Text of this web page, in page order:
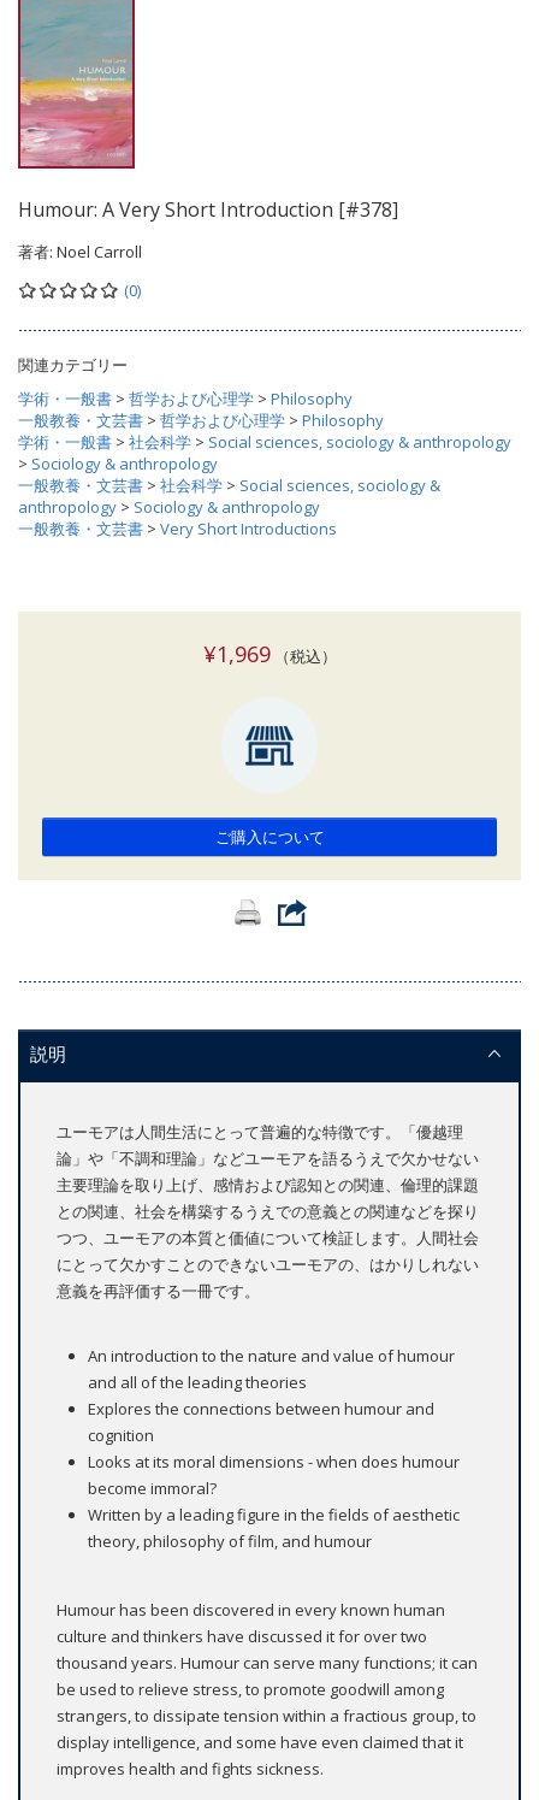
Humour: A Very Short Introduction [#378]
著者: Noel Carroll
(0)
関連カテゴリー
学術・一般書 > 哲学および心理学 > Philosophy
一般教養・文芸書 > 哲学および心理学 > Philosophy
学術・一般書 > 社会科学 > Social sciences, sociology & anthropology
> Sociology & anthropology
一般教養・文芸書 > 社会科学 > Social sciences, sociology &
anthropology > Sociology & anthropology
一般教養・文芸書 > Very Short Introductions
¥1,969（税込）
ご購入について
説明
ユーモアは人間生活にとって普遍的な特徴です。「優越理
論」や「不調和理論」などユーモアを語るうえで欠かせない
主要理論を取り上げ、感情および認知との関連、倫理的課題
との関連、社会を構築するうえでの意義との関連などを探り
つつ、ユーモアの本質と価値について検証します。人間社会
にとって欠かすことのできないユーモアの、はかりしれない
意義を再評価する一冊です。
An introduction to the nature and value of humour
and all of the leading theories
Explores the connections between humour and
cognition
Looks at its moral dimensions - when does humour
become immoral?
Written by a leading figure in the fields of aesthetic
theory, philosophy of film, and humour
Humour has been discovered in every known human
culture and thinkers have discussed it for over two
thousand years. Humour can serve many functions; it can
be used to relieve stress, to promote goodwill among
strangers, to dissipate tension within a fractious group, to
display intelligence, and some have even claimed that it
improves health and fights sickness.